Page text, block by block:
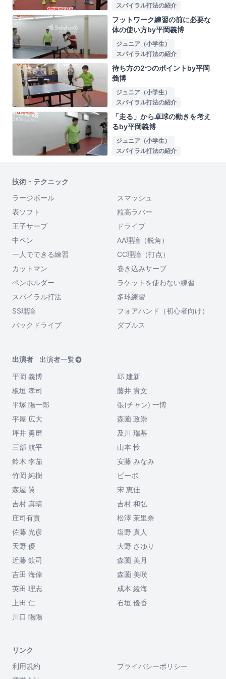
スパイラル打法の紹介
フットワーク練習の前に必要な
体の使い方by平岡義博
ジュニア（小学生）
スパイラル打法の紹介
待ち方の2つのポイントby平岡
義博
ジュニア（小学生）
スパイラル打法の紹介
「走る」から卓球の動きを考え
るby平岡義博
ジュニア（小学生）
スパイラル打法の紹介
技術・テクニック
ラージボール
スマッシュ
表ソフト
粒高ラバー
王子サーブ
ドライブ
中ペン
AA理論（鋭角）
一人でできる練習
CC理論（打点）
カットマン
巻き込みサーブ
ペンホルダー
ラケットを使わない練習
スパイラル打法
多球練習
SS理論
フォアハンド（初心者向け）
バックドライブ
ダブルス
出演者
出演者一覧
平岡 義博
邱 建新
板垣 孝司
藤井 貴文
平塚 陽一郎
張(チャン) 一博
平屋 広大
森薗 政崇
坪井 勇磨
及川 瑞基
三部 航平
山本 怜
鈴木 李茄
安藤 みなみ
竹岡 純樹
ビーボ
森屋 翼
宋 恵佳
吉村 真晴
吉村 和弘
庄司有貴
松澤 茉里奈
佐藤 光彦
塩野 真人
天野 優
大野 さゆり
近藤 欽司
森薗 美月
吉田 海偉
森薗 美咲
英田 理志
成本 綾海
上田 仁
石垣 優香
川口 陽陽
リンク
利用規約
プライバシーポリシー